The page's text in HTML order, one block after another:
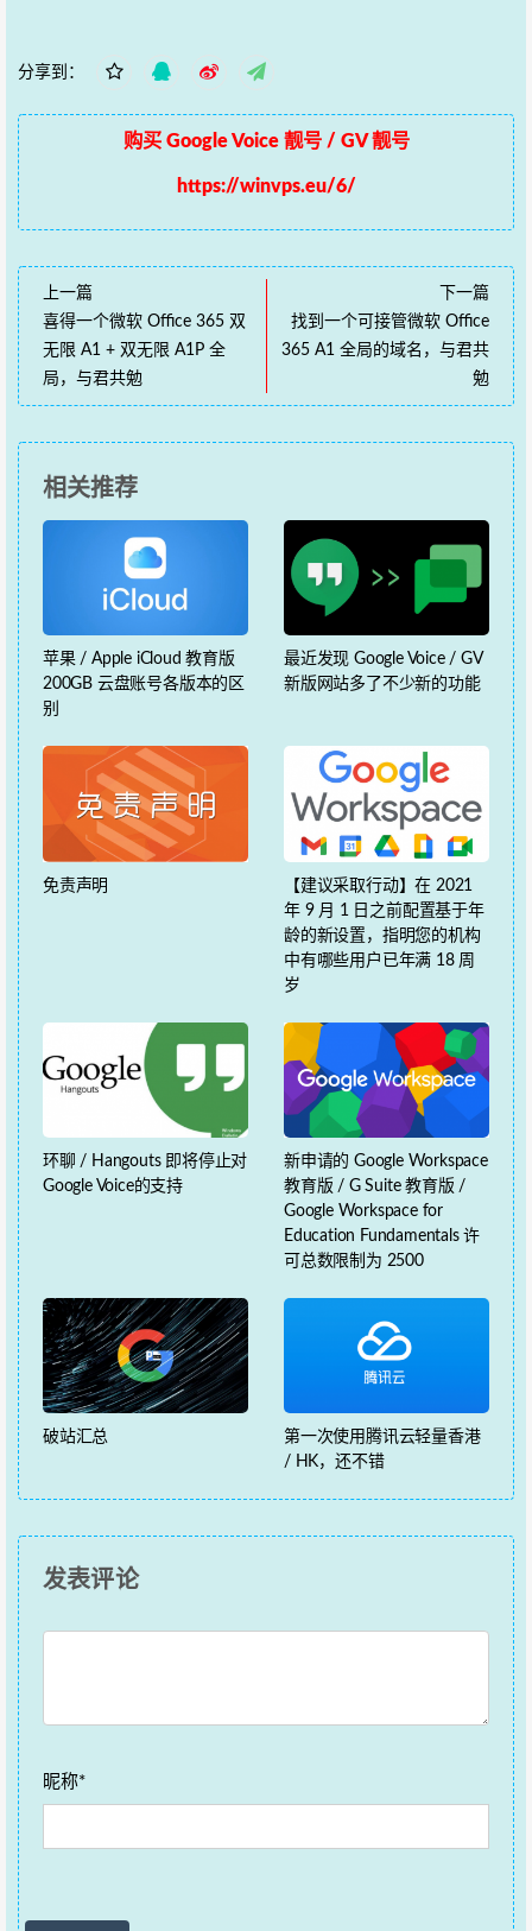
分享到：
购买 Google Voice 靓号 / GV 靓号
https://winvps.eu/6/
上一篇
喜得一个微软 Office 365 双
无限 A1 + 双无限 A1P 全
局，与君共勉
下一篇
找到一个可接管微软 Office
365 A1 全局的域名，与君共
勉
相关推荐
苹果 / Apple iCloud 教育版
200GB 云盘账号各版本的区
别
最近发现 Google Voice / GV
新版网站多了不少新的功能
免责声明
【建议采取行动】在 2021
年 9 月 1 日之前配置基于年
龄的新设置，指明您的机构
中有哪些用户已年满 18 周
岁
环聊 / Hangouts 即将停止对
Google Voice的支持
新申请的 Google Workspace
教育版 / G Suite 教育版 /
Google Workspace for
Education Fundamentals 许
可总数限制为 2500
破站汇总
第一次使用腾讯云轻量香港
/ HK，还不错
发表评论
昵称*